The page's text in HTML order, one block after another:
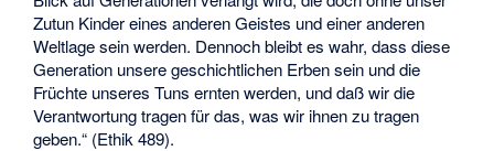
Zutun Kinder eines anderen Geistes und einer anderen
Weltlage sein werden. Dennoch bleibt es wahr, dass diese
Generation unsere geschichtlichen Erben sein und die
Früchte unseres Tuns ernten werden, und daß wir die
Verantwortung tragen für das, was wir ihnen zu tragen
geben.“ (Ethik 489).